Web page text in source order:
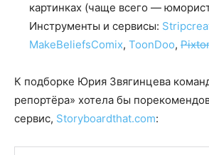
картинках (чаще всего —
Инструменты и сервисы:
MakeBeliefsComix, ToonDoo,
К подборке Юрия Звягинцева
репортёра» хотела бы
сервис, Storyboardthat.com: